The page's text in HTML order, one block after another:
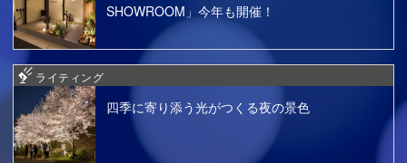
SHOWROOM」今年も開催！
ライティング
四季に寄り添う光がつくる夜の景色